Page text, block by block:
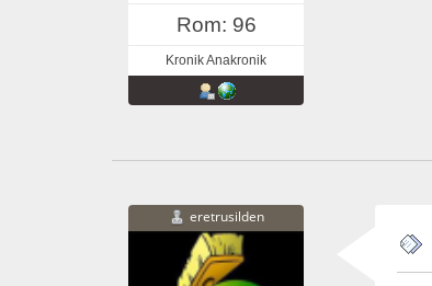
Rom: 96
Kronik Anakronik
eretrusilden